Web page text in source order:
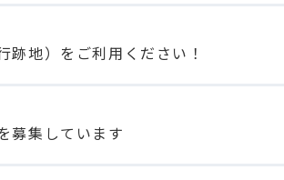
地）をご利用ください！
募集しています